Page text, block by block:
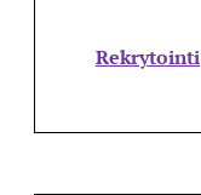
Rekrytointi